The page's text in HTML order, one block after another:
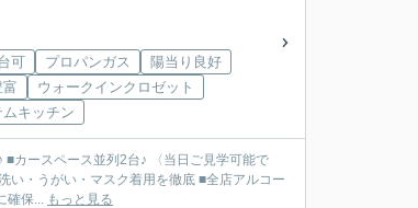
可 プロパンガス
陽当り良好
富
ウォークインクロゼット
ムキッチン
カースペース並列2台♪ 〈当日ご見学可能で
い・うがい・マスク着用を徹底 ■全店アルコー
確保... もっと見る